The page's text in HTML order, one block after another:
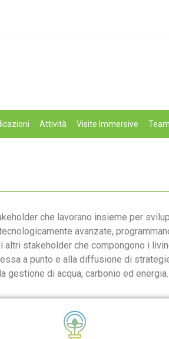
Attività Visite Immersive Team
che lavorano insieme per
avanzate,
stakeholder che compongono i
a punto e alla diffusione di
gestione di acqua, carbonio ed energia.